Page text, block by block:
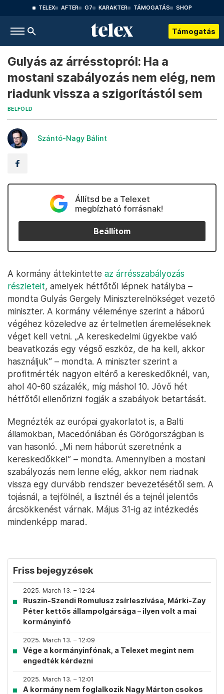
TELEX AFTER G7 KARAKTER TÁMOGATÁS SHOP
Támogatás
Gulyás az árrésstopról: Ha a
mostani szabályozás nem elég, nem
riadunk vissza a szigorítástól sem
BELFÖLD
Szántó-Nagy Bálint
Állítsd be a Telexet
megbízható forrásnak!
Beállítom
A kormány áttekintette az árrésszabályozás
részleteit, amelyek hétfőtől lépnek hatályba –
mondta Gulyás Gergely Miniszterelnökséget vezető
miniszter. A kormány véleménye szerint a háború
végéhez közeledve az értelmetlen áremeléseknek
véget kell vetni. „A kereskedelmi ügyekbe való
beavatkozás egy végső eszköz, de ha kell, akkor
használjuk” – mondta. A miniszter szerint a
profitmérték nagyon eltérő a kereskedőknél, van,
ahol 40-60 százalék, míg máshol 10. Jövő hét
hétfőtől ellenőrizni fogják a szabályok betartását.
Megnézték az európai gyakorlatot is, a Balti
államokban, Macedóniában és Görögországban is
van hasonló. „Mi nem háborút szeretnénk a
kereskedőkkel” – mondta. Amennyiben a mostani
szabályozás nem lenne elég, akkor nem riadnak
vissza egy durvább rendszer bevezetésétől sem. A
tojásnál, a tejfölnél, a lisztnél és a tejnél jelentős
árcsökkenést várnak. Május 31-ig az intézkedés
mindenképp marad.
Friss bejegyzések
2025. March 13. – 12:24
Ruszin-Szendi Romulusz zsírleszívása, Márki-Zay
Péter kettős állampolgársága – ilyen volt a mai
kormányinfó
2025. March 13. – 12:09
Vége a kormányinfónak, a Telexet megint nem
engedték kérdezni
2025. March 13. – 12:01
A kormány nem foglalkozik Nagy Márton csokos